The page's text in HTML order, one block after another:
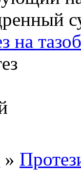
на
»